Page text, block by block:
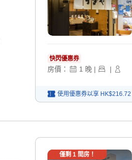
快閃優惠券
房價： 1 晚 | |
使用優惠券以享 HK$216.72
僅剩 1 間房！